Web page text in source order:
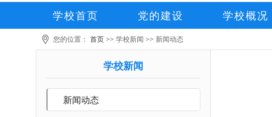
学校首页 党的建设 学校概况
您的位置： 首页 >> 学校新闻 >> 新闻动态
学校新闻
新闻动态